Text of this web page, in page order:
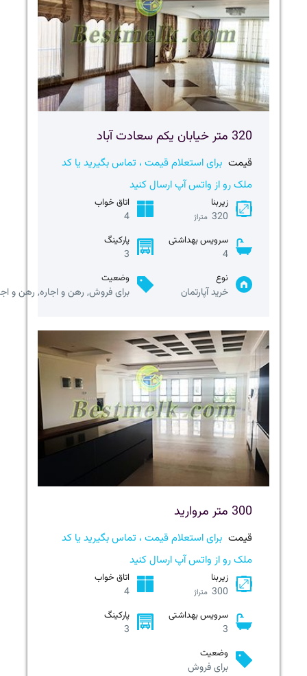
320 متر خیابان یکم سعادت آباد
قیمت برای استعلام قیمت ، تماس بگیرید یا کد
ملک رو از واتس آپ ارسال کنید
زیربنا
320 متراژ
اتاق خواب
4
سرویس بهداشتی
4
پارکینگ
3
نوع
خرید آپارتمان
وضعیت
برای فروش, رهن و اجاره, رهن و
300 متر مروارید
قیمت برای استعلام قیمت ، تماس بگیرید یا کد
ملک رو از واتس آپ ارسال کنید
زیربنا
300 متراژ
اتاق خواب
4
سرویس بهداشتی
3
پارکینگ
3
وضعیت
برای فروش